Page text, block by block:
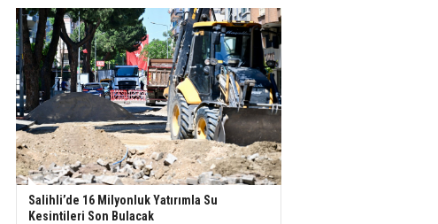
Salihli’de 16 Milyonluk Yatırımla Su
Kesintileri Son Bulacak